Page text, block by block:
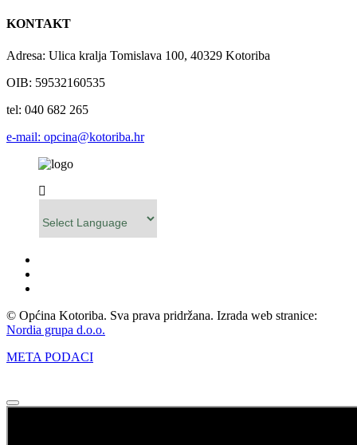
KONTAKT
Adresa: Ulica kralja Tomislava 100, 40329 Kotoriba
OIB: 59532160535
tel: 040 682 265
e-mail: opcina@kotoriba.hr
© Općina Kotoriba. Sva prava pridržana. Izrada web stranice:
Nordia grupa d.o.o.
META PODACI